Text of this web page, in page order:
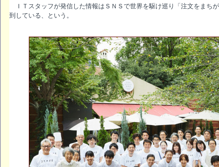
ＩＴスタッフが発信した情報はＳＮＳで世界を駆け巡り「注文をまち
到している、という。